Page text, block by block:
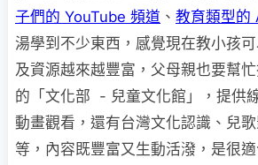
子們的 YouTube 頻道 、 教育類型的
湯學到不少東西，感覺現在教小孩
及資源越來越豐富，父母親也要幫
的「文化部 - 兒童文化館」，提供
動畫觀看，還有台灣文化認識、兒
等，內容既豐富又生動活潑，是很